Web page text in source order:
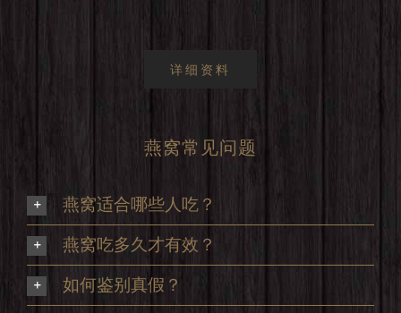
详细资料
燕窝常见问题
燕窝适合哪些人吃？
燕窝吃多久才有效？
如何鉴别真假？